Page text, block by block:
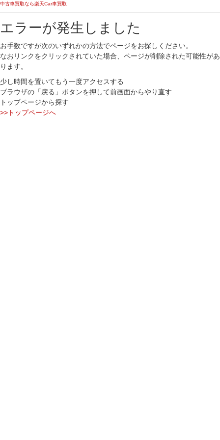
中古車買取なら楽天Car車買取
エラーが発生しました
お手数ですが次のいずれかの方法でページをお探しください。
なおリンクをクリックされていた場合、ページが削除された可能性があ
ります。
少し時間を置いてもう一度アクセスする
ブラウザの「戻る」ボタンを押して前画面からやり直す
トップページから探す
>>トップページへ